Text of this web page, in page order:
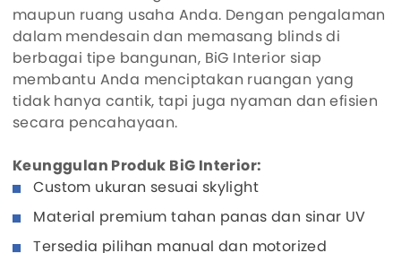
maupun ruang usaha Anda. Dengan pengalaman
dalam mendesain dan memasang blinds di
berbagai tipe bangunan, BiG Interior siap
membantu Anda menciptakan ruangan yang
tidak hanya cantik, tapi juga nyaman dan efisien
secara pencahayaan.
Keunggulan Produk BiG Interior:
Custom ukuran sesuai skylight
Material premium tahan panas dan sinar UV
Tersedia pilihan manual dan motorized